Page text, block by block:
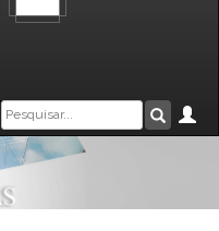
Caixa
de
pesquisa